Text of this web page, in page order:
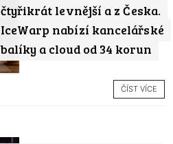
čtyřikrát levnější a z Česka.
IceWarp nabízí kancelářské
balíky a cloud od 34 korun
ČÍST VÍCE